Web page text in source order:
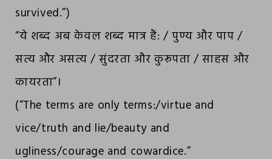
survived.”)
“ये शब्द अब केवल शब्द मात्र हैं: / पुण्य और पाप /
सत्य और असत्य / सुंदरता और कुरूपता / साहस और
कायरता”।
(“The terms are only terms:/virtue and
vice/truth and lie/beauty and
ugliness/courage and cowardice.”